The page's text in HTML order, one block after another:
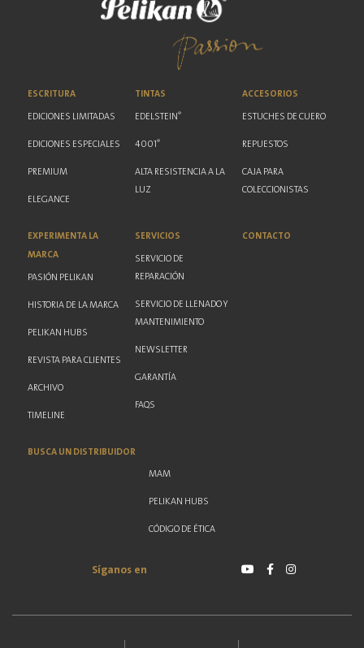
ESCRITURA
EDICIONES LIMITADAS
EDICIONES ESPECIALES
PREMIUM
ELEGANCE
TINTAS
EDELSTEIN®
4001®
ALTA RESISTENCIA A LA
LUZ
ACCESORIOS
ESTUCHES DE CUERO
REPUESTOS
CAJA PARA
COLECCIONISTAS
EXPERIMENTA LA
MARCA
PASIÓN PELIKAN
HISTORIA DE LA MARCA
PELIKAN HUBS
REVISTA PARA CLIENTES
ARCHIVO
TIMELINE
SERVICIOS
SERVICIO DE
REPARACIÓN
SERVICIO DE LLENADO Y
MANTENIMIENTO
NEWSLETTER
GARANTÍA
FAQS
CONTACTO
BUSCA UN DISTRIBUIDOR
MAM
PELIKAN HUBS
CÓDIGO DE ÉTICA
Síganos en